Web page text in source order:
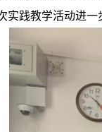
实践教学活动进一